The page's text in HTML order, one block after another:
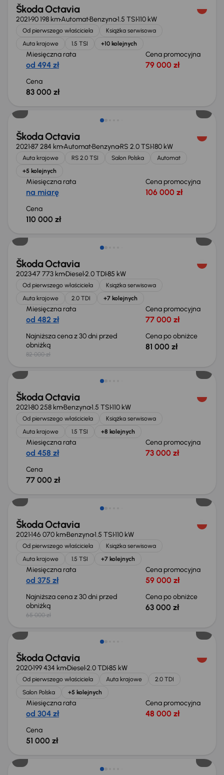
Škoda Octavia
202190 198 kmAutomatBenzyna1.5 TSI110 kW
Od pierwszego właściciela
Książka serwisowa
Auta krajowe
1.5 TSI +10 kolejnych
Miesięczna rata
od 494 zł
Cena promocyjna
79 000 zł
Cena
83 000 zł
Škoda Octavia
202187 284 kmAutomatBenzynaRS 2.0 TSI180 kW
Auta krajowe RS 2.0 TSI Salon Polska
Automat
+5 kolejnych
Miesięczna rata
na miarę
Cena promocyjna
106 000 zł
Cena
110 000 zł
Škoda Octavia
202347 773 kmDiesel2.0 TDI85 kW
Od pierwszego właściciela
Książka serwisowa
Auta krajowe
2.0 TDI +7 kolejnych
Miesięczna rata
od 482 zł
Cena promocyjna
77 000 zł
Najniższa cena z 30 dni przed
obniżką
82 000 zł
Cena po obniżce
81 000 zł
Możliwość odliczenia VAT
Škoda Octavia
202180 258 kmBenzyna1.5 TSI110 kW
Od pierwszego właściciela
Książka serwisowa
Auta krajowe
1.5 TSI +8 kolejnych
Miesięczna rata
od 458 zł
Cena promocyjna
73 000 zł
Cena
77 000 zł
Škoda Octavia
2021146 070 kmBenzyna1.5 TSI110 kW
Od pierwszego właściciela
Książka serwisowa
Auta krajowe
1.5 TSI +7 kolejnych
Miesięczna rata
od 375 zł
Cena promocyjna
59 000 zł
Najniższa cena z 30 dni przed
obniżką
65 000 zł
Cena po obniżce
63 000 zł
Możliwość odliczenia VAT
Škoda Octavia
2020199 434 kmDiesel2.0 TDI85 kW
Od pierwszego właściciela Auta krajowe
2.0 TDI
Salon Polska
+5 kolejnych
Miesięczna rata
od 304 zł
Cena promocyjna
48 000 zł
Cena
51 000 zł
Taniej o 2 000 zł